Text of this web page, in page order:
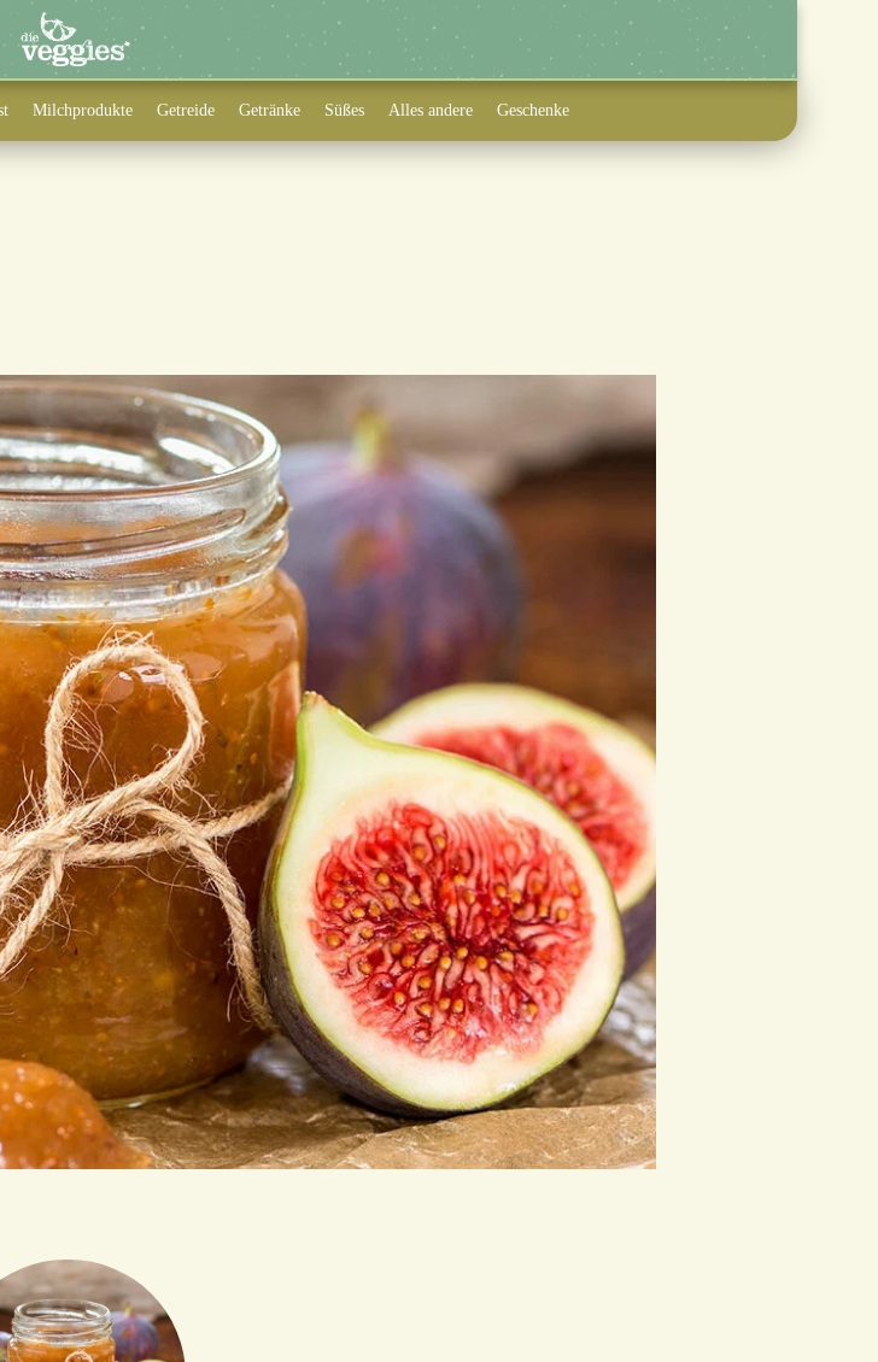
Milchprodukte Getreide Getränke Süßes Alles andere Geschenke